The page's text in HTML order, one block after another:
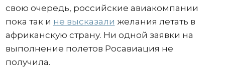
свою очередь, российские авиакомпании
пока так и не высказали желания летать в
африканскую страну. Ни одной заявки на
выполнение полетов Росавиация не
получила.